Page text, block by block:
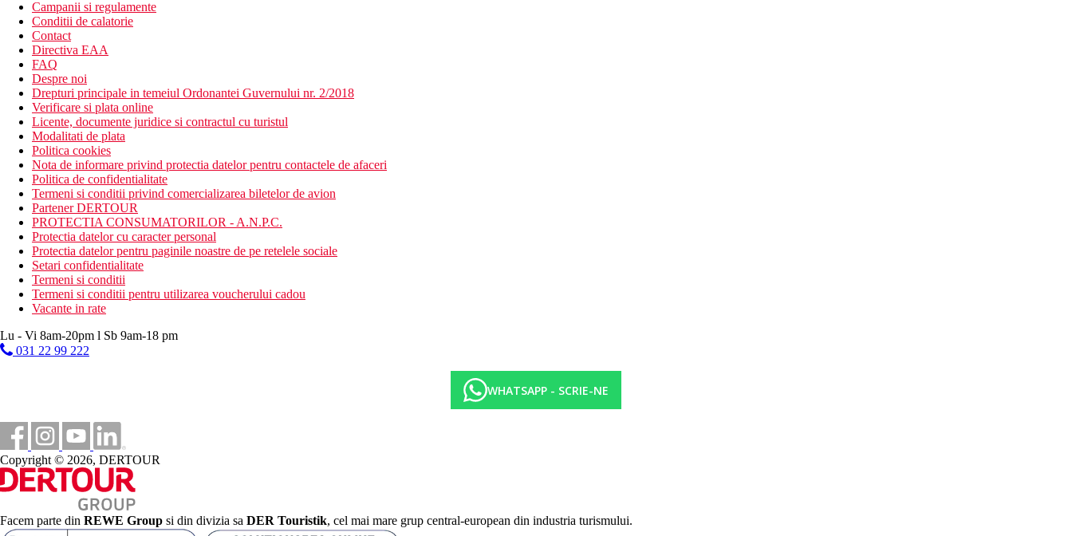
Campanii si regulamente
Conditii de calatorie
Contact
Directiva EAA
FAQ
Despre noi
Drepturi principale in temeiul Ordonantei Guvernului nr. 2/2018
Verificare si plata online
Licente, documente juridice si contractul cu turistul
Modalitati de plata
Politica cookies
Nota de informare privind protectia datelor pentru contactele de afaceri
Politica de confidentialitate
Termeni si conditii privind comercializarea biletelor de avion
Partener DERTOUR
PROTECTIA CONSUMATORILOR - A.N.P.C.
Protectia datelor cu caracter personal
Protectia datelor pentru paginile noastre de pe retelele sociale
Setari confidentialitate
Termeni si conditii
Termeni si conditii pentru utilizarea voucherului cadou
Vacante in rate
Lu - Vi 8am-20pm l Sb 9am-18 pm
031 22 99 222
WHATSAPP - SCRIE-NE
Copyright © 2026, DERTOUR
Facem parte din REWE Group si din divizia sa DER Touristik, cel mai mare grup central-european din industria turismului.